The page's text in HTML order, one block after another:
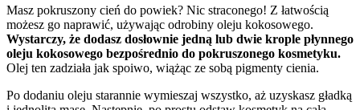
Masz pokruszony cień do powiek? Nic straconego! Z łatwością
możesz go naprawić, używając odrobiny oleju kokosowego.
Wystarczy, że dodasz dosłownie jedną lub dwie krople płynnego
oleju kokosowego bezpośrednio do pokruszonego kosmetyku.
Olej ten zadziała jak spoiwo, wiążąc ze sobą pigmenty cienia.
Po dodaniu oleju starannie wymieszaj wszystko, aż uzyskasz gładką